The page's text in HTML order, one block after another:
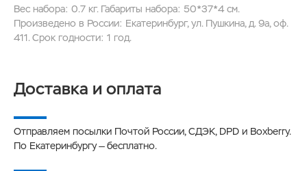
Вес набора: 0.7 кг. Габариты набора: 50*37*4 см.
Произведено в России: Екатеринбург, ул. Пушкина, д. 9а, оф.
411. Срок годности: 1 год.
Доставка и оплата
Отправляем посылки Почтой России, СДЭК, DPD и Boxberry.
По Екатеринбургу — бесплатно.